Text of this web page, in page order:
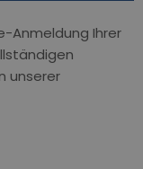
Anmeldung Ihrer
unserer